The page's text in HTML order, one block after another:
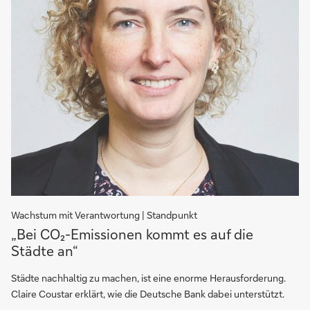
Wachstum mit Verantwortung | Standpunkt
„Bei
der
Senkung
der
CO₂-
„Bei CO₂-Emissionen kommt es auf die
Städte an“
Städte nachhaltig zu machen, ist eine enorme Herausforderung.
Claire Coustar erklärt, wie die Deutsche Bank dabei unterstützt.